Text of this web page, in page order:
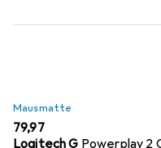
Mausmatte
EUR
79,97
Logitech G Powerplay 2